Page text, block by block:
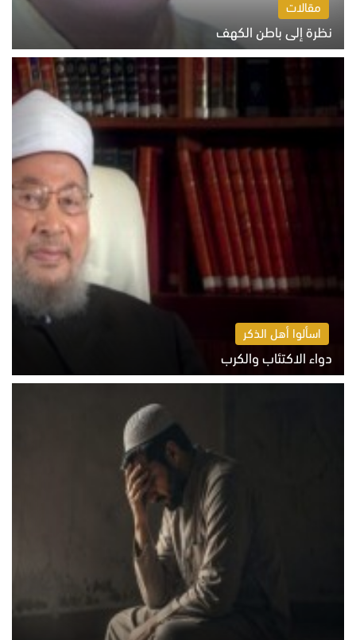
مقالات
نظرة إلى باطن الكهف
السبت 8 أغسطس 2026 11:04 ص
اسألوا أهل الذكر
دواء الاكتئاب والكرب
السبت 8 أغسطس 2026 10:54 ص